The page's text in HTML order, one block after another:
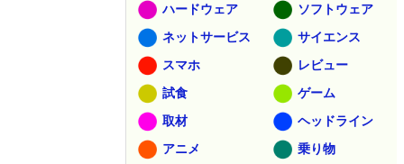
ハードウェア
ソフトウェア
ネットサービス
サイエンス
スマホ
レビュー
試食
ゲーム
取材
ヘッドライン
アニメ
乗り物